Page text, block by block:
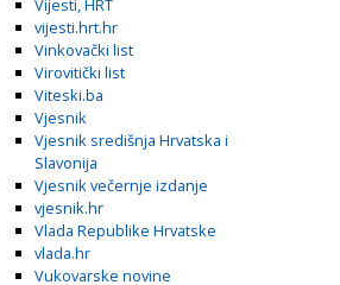
vijesti.hrt.hr
Vinkovački list
Virovitički list
Viteski.ba
Vjesnik
Vjesnik središnja Hrvatska i
Slavonija
Vjesnik večernje izdanje
vjesnik.hr
Vlada Republike Hrvatske
vlada.hr
Vukovarske novine